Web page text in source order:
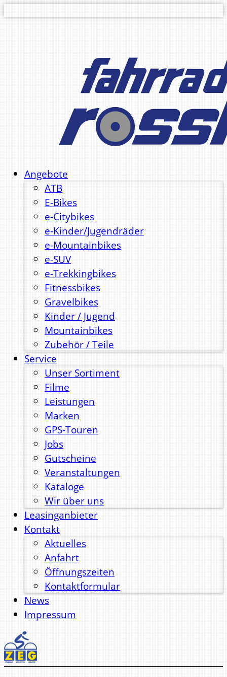
Angebote
ATB
E-Bikes
e-Citybikes
e-Kinder/Jugendräder
e-Mountainbikes
e-SUV
e-Trekkingbikes
Fitnessbikes
Gravelbikes
Kinder / Jugend
Mountainbikes
Zubehör / Teile
Service
Unser Sortiment
Filme
Leistungen
Marken
GPS-Touren
Jobs
Gutscheine
Veranstaltungen
Kataloge
Wir über uns
Leasinganbieter
Kontakt
Aktuelles
Anfahrt
Öffnungszeiten
Kontaktformular
News
Impressum